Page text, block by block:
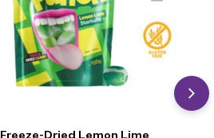
Freeze-Dried Lemon Lime